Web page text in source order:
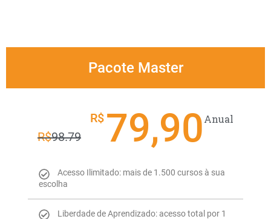
Pacote Master
R$98.79
R$ 79,90Anual
Acesso Ilimitado: mais de 1.500 cursos à sua
escolha
Liberdade de Aprendizado: acesso total por 1